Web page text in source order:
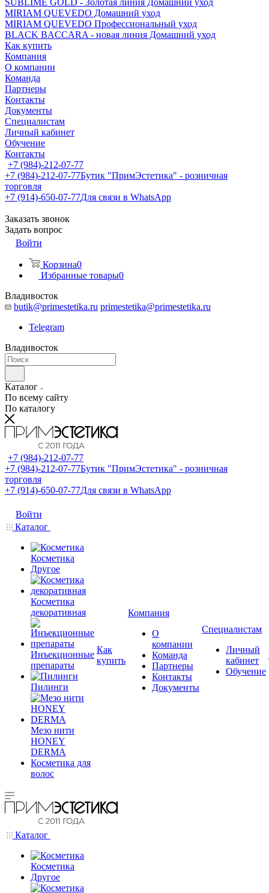
SUBLIME GOLD - Золотая линия Домашний уход
MIRIAM QUEVEDO Домашний уход
MIRIAM QUEVEDO Профессиональный уход
BLACK BACCARA - новая линия Домашний уход
Как купить
Компания
О компании
Команда
Партнеры
Контакты
Документы
Специалистам
Личный кабинет
Обучение
Контакты
+7 (984)-212-07-77
+7 (984)-212-07-77Бутик "ПримЭстетика" - розничная
торговля
+7 (914)-650-07-77Для связи в WhatsApp
Заказать звонок
Задать вопрос
Войти
Корзина0
Избранные товары0
Владивосток
butik@primestetika.ru primestetika@primestetika.ru
Telegram
Владивосток
Каталог
По всему сайту
По каталогу
+7 (984)-212-07-77
+7 (984)-212-07-77Бутик "ПримЭстетика" - розничная
торговля
+7 (914)-650-07-77Для связи в WhatsApp
Войти
Каталог
Косметика
Другое
Косметика
декоративная
Инъекционные
препараты
Пилинги
Мезо нити
HONEY
DERMA
Косметика для
волос
Как
купить
Компания
О
компании
Команда
Партнеры
Контакты
Документы
Специалистам
Личный
кабинет
Обучение
Каталог
Косметика
Другое